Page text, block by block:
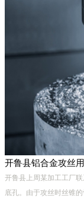
开鲁县铝合金攻丝
开鲁县上周某加工工厂
底孔。由于攻丝时丝锥